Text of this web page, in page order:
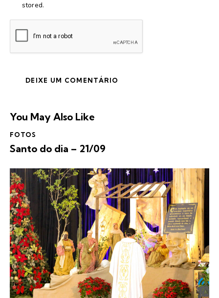
stored.
You May Also Like
FOTOS
Santo do dia – 21/09